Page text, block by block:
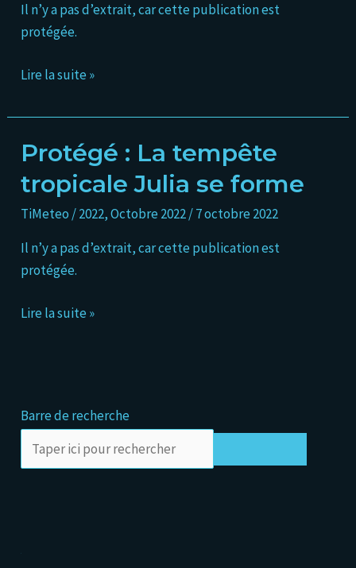
Il n’y a pas d’extrait, car cette publication est
protégée.
le
nord
l’arc
Lire la suite »
Protégé : La tempête
tropicale Julia se forme
TiMeteo /2022,Octobre 2022/7 octobre 2022
Il n’y a pas d’extrait, car cette publication est
protégée.
Protégé :
tempête
tropicale
forme
Lire la suite »
Barre de recherche